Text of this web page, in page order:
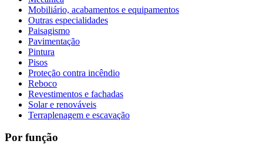
Mobiliário, acabamentos e equipamentos
Outras especialidades
Paisagismo
Pavimentação
Pintura
Pisos
Proteção contra incêndio
Reboco
Revestimentos e fachadas
Solar e renováveis
Terraplenagem e escavação
Por função